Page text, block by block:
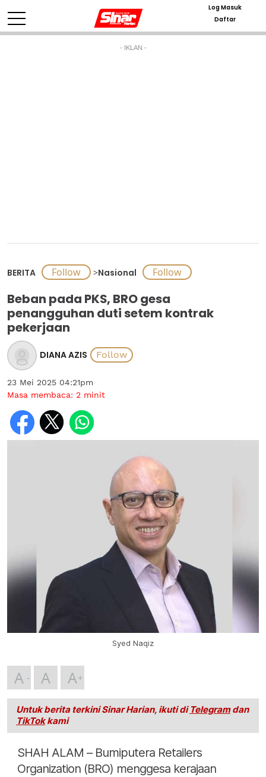
Log Masuk
Daftar
- IKLAN -
BERITA >Nasional
Beban pada PKS, BRO gesa
penangguhan duti setem kontrak
pekerjaan
DIANA AZIS
23 Mei 2025 04:21pm
Masa membaca: 2 minit
Syed Naqiz
A A A
Untuk berita terkini Sinar Harian, ikuti di Telegramdan
TikTokkami
SHAH ALAM – Bumiputera Retailers
Organization (BRO) menggesa kerajaan